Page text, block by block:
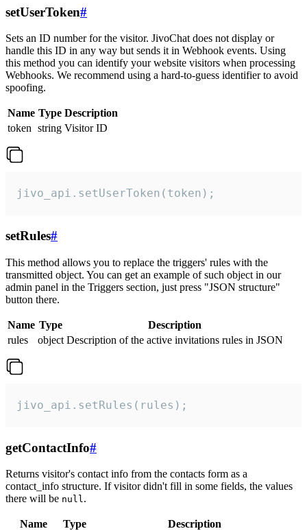
setUserToken#
Sets an ID number for the visitor. JivoChat does not display or
handle this ID in any way but sends it in Webhook events. Using
this method you can identify your website visitors when processing
Webhooks. We recommend using a hard-to-guess identifier to avoid
spoofing.
Name Type Description
token string Visitor ID
jivo_api.setUserToken(token);
setRules#
This method allows you to replace the triggers' rules with the
transmitted object. You can get an example of such object in our
admin panel in the Triggers section, just press "JSON structure"
button there.
Name Type
Description
rules
object Description of the active invitations rules in JSON
jivo_api.setRules(rules);
getContactInfo#
Returns visitor's contact info from the contacts form as a
contact_info structure. If visitor didn't fill in some fields, the values
there will be null.
Name Type
Description